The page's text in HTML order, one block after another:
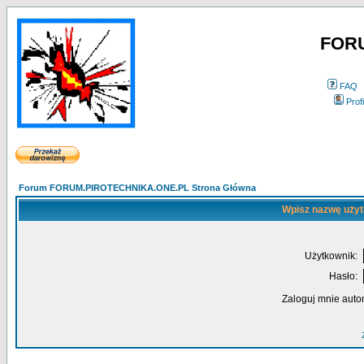
FAQ
Forum FORUM.PIROTECHNIKA.ONE.PL Strona Główna
Wpisz nazwę
Użytkownik:
Hasło:
Zaloguj mnie